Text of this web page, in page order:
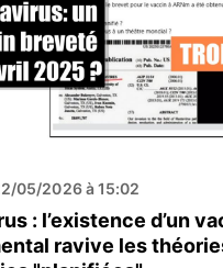
05/2026 à 15:02
: l’existence d’un
ravive les